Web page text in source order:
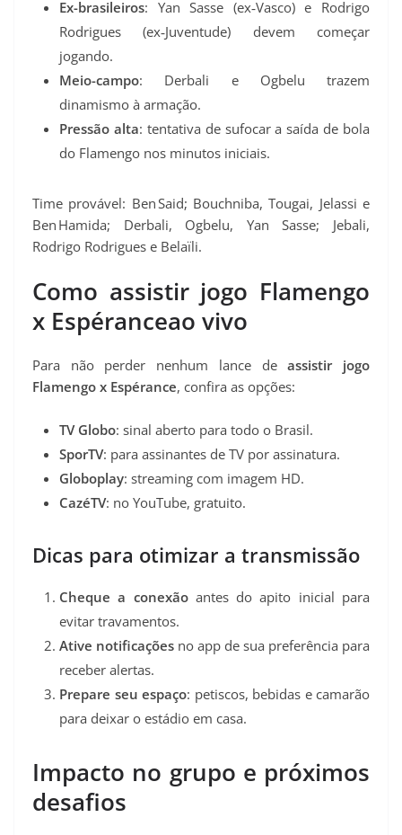
Ex-brasileiros: Yan Sasse (ex‑Vasco) e Rodrigo
Rodrigues (ex‑Juventude) devem começar
jogando.
Meio-campo: Derbali e Ogbelu trazem
dinamismo à armação.
Pressão alta: tentativa de sufocar a saída de bola
do Flamengo nos minutos iniciais.
Time provável: Ben Said; Bouchniba, Tougai, Jelassi e
Ben Hamida; Derbali, Ogbelu, Yan Sasse; Jebali,
Rodrigo Rodrigues e Belaïli.
Como assistir jogo Flamengo
x Espéranceao vivo
Para não perder nenhum lance deassistir jogo
Flamengo x Espérance, confira as opções:
TV Globo: sinal aberto para todo o Brasil.
SporTV: para assinantes de TV por assinatura.
Globoplay: streaming com imagem HD.
CazéTV: no YouTube, gratuito.
Dicas para otimizar a transmissão
Cheque a conexãoantes do apito inicial para
evitar travamentos.
Ative notificações no app de sua preferência para
receber alertas.
Prepare seu espaço: petiscos, bebidas e camarão
para deixar o estádio em casa.
Impacto no grupo e próximos
desafios